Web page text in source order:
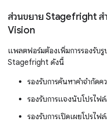
ส่วนขยาย Stagefright ส
Vision
แพลตฟอร์มต้องเพิ่มการรองรับ
Stagefright ดังนี้
รองรับการค้นหาคำจำกัด
รองรับการแจงนับโปรไฟ
รองรับการเปิดเผยโปรไ